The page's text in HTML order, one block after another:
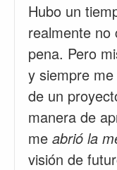
Hubo un
realmente
pena. Pero
y siempre
de un
manera de
me abrió la
visión de